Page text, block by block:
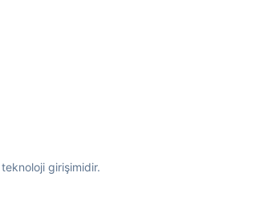
girişimidir.